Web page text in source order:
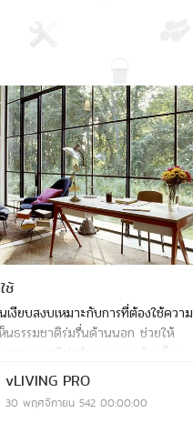
Save
ช้
เงียบสงบเหมาะกับการที่ต้องใช้ความ
นธรรมชาติร่มรื่นด้านนอก ช่วยให้
มอง และเิปดรับแสงยามเช้า-เย็น
กบานใหญ่ช่วยให้แสงแดดสามารถ
ภายในได้อย่างทั่วถึง
vLIVING PRO
30 พฤศจิกายน 542 00:00:00